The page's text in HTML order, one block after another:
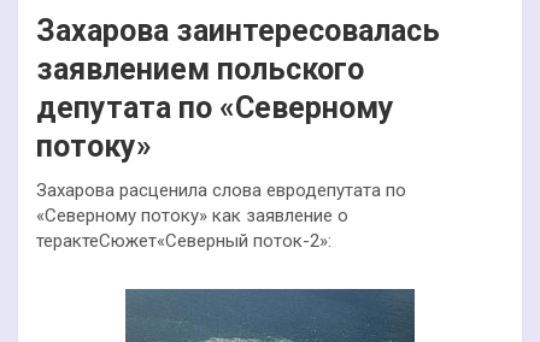
Захарова заинтересовалась
заявлением польского
депутата по «Северному
потоку»
Захарова расценила слова евродепутата по
«Северному потоку» как заявление о
терактеСюжет«Северный поток-2»: